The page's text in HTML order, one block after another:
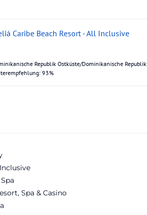
Caribe Beach Resort - All Inclusive
Republik Ostküste/Dominikanische Republik
93%
Spa & Casino